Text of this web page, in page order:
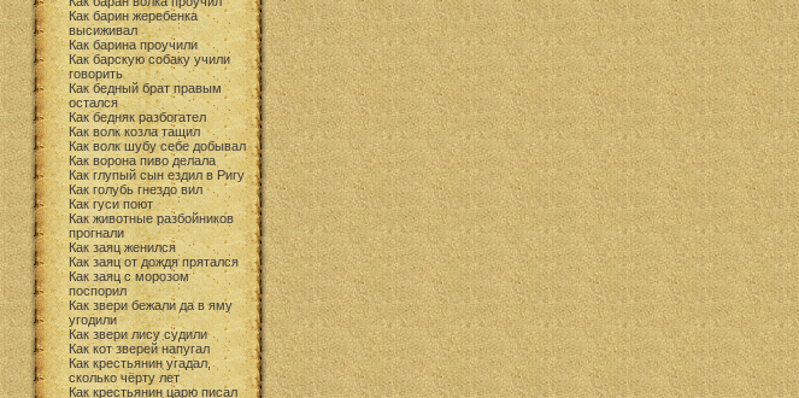
Как барин жеребенка
высиживал
Как барина проучили
Как барскую собаку учили
говорить
Как бедный брат правым
остался
Как бедняк разбогател
Как волк козла тащил
Как волк шубу себе добывал
Как ворона пиво делала
Как глупый сын ездил в Ригу
Как голубь гнездо вил
Как гуси поют
Как животные разбойников
прогнали
Как заяц женился
Как заяц от дождя прятался
Как заяц с морозом
поспорил
Как звери бежали да в яму
угодили
Как звери лису судили
Как кот зверей напугал
Как крестьянин угадал,
сколько чёрту лет
Как крестьянин царю писал